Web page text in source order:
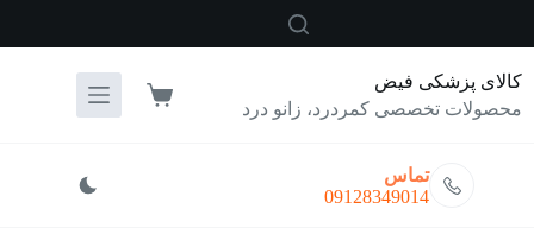
کالای پزشکی فیض
محصولات تخصصی کمردرد، زانو درد
سبد
تماس
09128349014